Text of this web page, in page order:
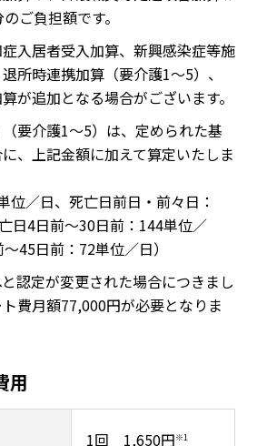
ご負担額です。
入居者受入加算、新興感染症等施
所時連携加算（要介護1～5）、
が追加となる場合がございます。
要介護1～5）は、定められた基
、上記金額に加えて算定いたしま
位／日、死亡日前日・前々日：
日4日前～30日前：144単位／
45日前：72単位／日）
認定が変更された場合につきまし
費月額77,000円が必要となりま
用
1回 1,650円※1